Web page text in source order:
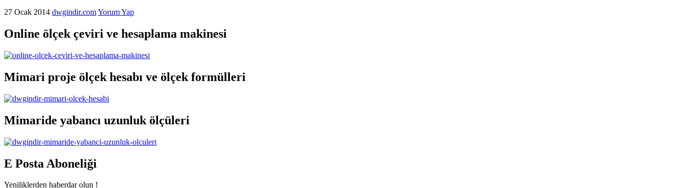
27 Ocak 2014 dwgindir.comYorum Yap
Online ölçek çeviri ve hesaplama makinesi
Mimari proje ölçek hesabı ve ölçek formülleri
Mimaride yabancı uzunluk ölçüleri
E Posta Aboneliği
Yeniliklerden haberdar olun !